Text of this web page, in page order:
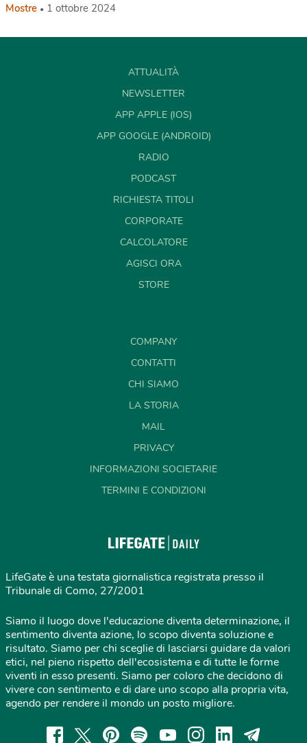
Mostre 1 ottobre 2024
ATTUALITÀ
NEWSLETTER
APP APPLE (IOS)
APP GOOGLE (ANDROID)
RADIO
PODCAST
RICHIESTA TITOLI
CORPORATE
CALCOLATORE
AGISCI ORA
STORE
COMPANY
CONTATTI
CHI SIAMO
LA STORIA
MAIL
PRIVACY
INFORMAZIONI SOCIETARIE
TERMINI E CONDIZIONI
LifeGate è una testata giornalistica registrata presso il
Tribunale di Como, 27/2001
Siamo il luogo dove l'educazione diventa determinazione, il
sentimento diventa azione, lo scopo diventa soluzione e
risultato. Siamo per chi sceglie di lasciarsi guidare da valori
etici, nel pieno rispetto dell'ecosistema e di tutte le forme
viventi in esso presenti. Siamo per coloro che decidono di
vivere con sentimento e di dare uno scopo alla propria vita,
agendo per rendere il mondo un posto migliore.